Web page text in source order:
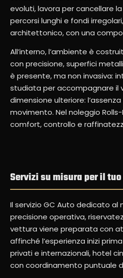
evoluti, lavora per cancellare
percorsi lunghi e fondi
architettonico, con una
All’interno, l’ambiente è
con precisione, superfici
è presente, ma non invasiva:
studiata per accompagnare il
dimensione ulteriore:
movimento. Nel noleggio
comfort, controllo e
Servizi su misura per il
Il servizio GC Auto dedicato
precisione operativa,
vettura viene preparata con
affinché l’esperienza inizi
privati e internazionali, hotel
con coordinamento puntuale